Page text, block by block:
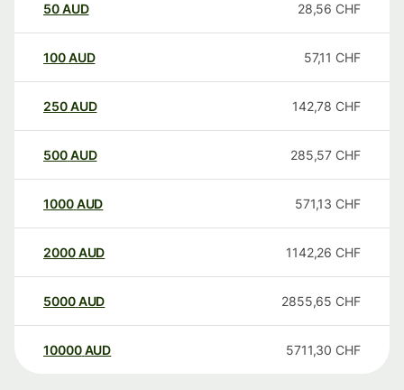
50AUD 28,56 CHF
100AUD 57,11 CHF
250AUD 142,78 CHF
500AUD 285,57 CHF
1000AUD 571,13 CHF
2000AUD 1142,26 CHF
5000AUD 2855,65 CHF
10000 AUD 5711,30 CHF